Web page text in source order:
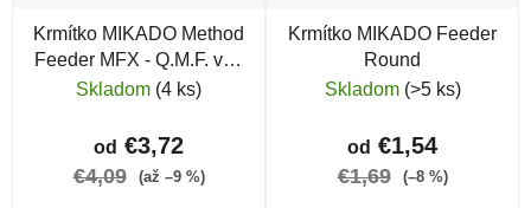
Krmítko MIKADO Method
Feeder MFX - Q.M.F. veľ.
L
Skladom (4 ks)
od €3,72
€4,09 (až –9 %)
Krmítko MIKADO Feeder
Round
Skladom (>5 ks)
od €1,54
€1,69 (–8 %)